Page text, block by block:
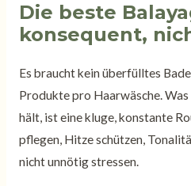
Die beste
konsequent,
Es braucht kein überfülltes
Produkte pro Haarwäsche.
hält, ist eine kluge, konstante
pflegen, Hitze schützen,
nicht unnötig stressen.